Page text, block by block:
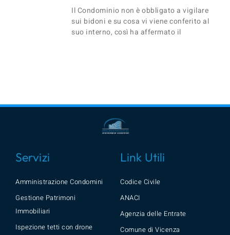
Il Condominio non è obbligato a vigilare
sui bidoni e su cosa vi viene conferito al
suo interno, così ha affermato il
Servizi
Amministrazione Condomini
Gestione Patrimoni
Immobiliari
Ispezione tetti con drone
Link Utili
Codice Civile
ANACI
Agenzia delle Entrate
Comune di Vicenza